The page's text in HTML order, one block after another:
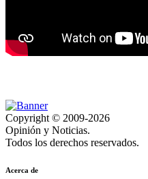
Copyright © 2009-2026
Opinión y Noticias.
Todos los derechos reservados.
Acerca de